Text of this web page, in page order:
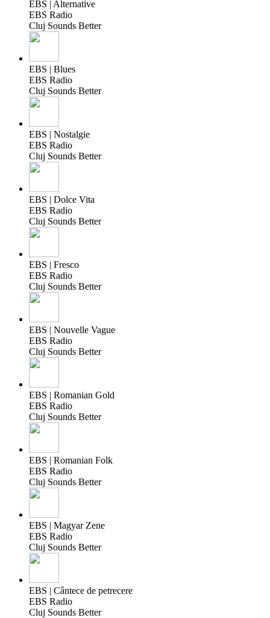
EBS | Alternative
EBS Radio
Cluj Sounds Better
EBS | Blues
EBS Radio
Cluj Sounds Better
EBS | Nostalgie
EBS Radio
Cluj Sounds Better
EBS | Dolce Vita
EBS Radio
Cluj Sounds Better
EBS | Fresco
EBS Radio
Cluj Sounds Better
EBS | Nouvelle Vague
EBS Radio
Cluj Sounds Better
EBS | Romanian Gold
EBS Radio
Cluj Sounds Better
EBS | Romanian Folk
EBS Radio
Cluj Sounds Better
EBS | Magyar Zene
EBS Radio
Cluj Sounds Better
EBS | Cântece de petrecere
EBS Radio
Cluj Sounds Better